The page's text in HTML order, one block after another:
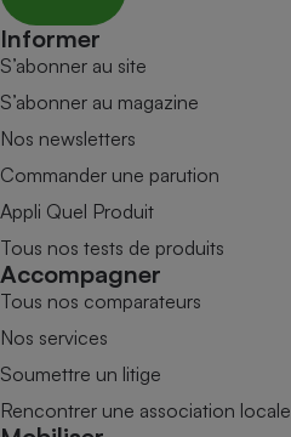
Informer
S’abonner au site
S’abonner au magazine
Nos newsletters
Commander une parution
Appli Quel Produit
Tous nos tests de produits
Accompagner
Tous nos comparateurs
Nos services
Soumettre un litige
Rencontrer une association locale